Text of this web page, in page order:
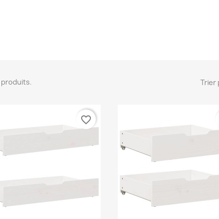
produits. Trier
favorite_border